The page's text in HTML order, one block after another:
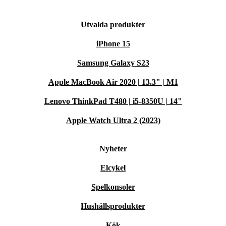
Utvalda produkter
iPhone 15
Samsung Galaxy S23
Apple MacBook Air 2020 | 13.3" | M1
Lenovo ThinkPad T480 | i5-8350U | 14"
Apple Watch Ultra 2 (2023)
Nyheter
Elcykel
Spelkonsoler
Hushållsprodukter